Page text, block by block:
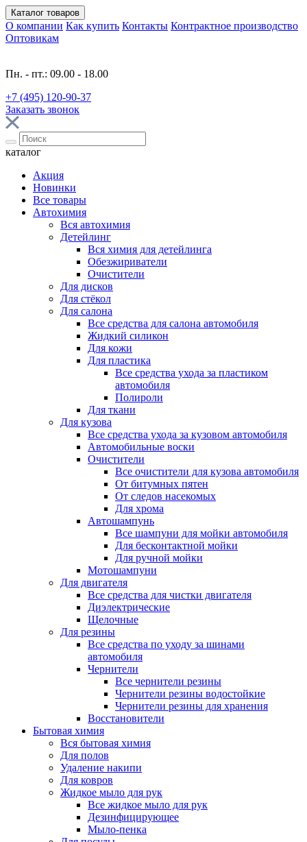
Каталог товаров
О компании Как купить Контакты Контрактное производство
Оптовикам
Пн. - пт.: 09.00 - 18.00
+7 (495) 120-90-37
Заказать звонок
каталог
Акция
Новинки
Все товары
Автохимия
Вся автохимия
Детейлинг
Вся химия для детейлинга
Обезжириватели
Очистители
Для дисков
Для стёкол
Для салона
Все средства для салона автомобиля
Жидкий силикон
Для кожи
Для пластика
Все средства ухода за пластиком
автомобиля
Полироли
Для ткани
Для кузова
Все средства ухода за кузовом автомобиля
Автомобильные воски
Очистители
Все очистители для кузова автомобиля
От битумных пятен
От следов насекомых
Для хрома
Автошампунь
Все шампуни для мойки автомобиля
Для бесконтактной мойки
Для ручной мойки
Мотошампуни
Для двигателя
Все средства для чистки двигателя
Диэлектрические
Щелочные
Для резины
Все средства по уходу за шинами
автомобиля
Чернители
Все чернители резины
Чернители резины водостойкие
Чернители резины для хранения
Восстановители
Бытовая химия
Вся бытовая химия
Для полов
Удаление накипи
Для ковров
Жидкое мыло для рук
Все жидкое мыло для рук
Дезинфицирующее
Мыло-пенка